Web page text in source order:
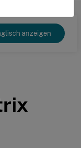
anzeigen